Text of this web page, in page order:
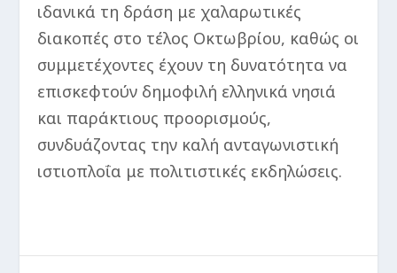
ιδανικά τη δράση με χαλαρωτικές
διακοπές στο τέλος Οκτωβρίου, καθώς οι
συμμετέχοντες έχουν τη δυνατότητα να
επισκεφτούν δημοφιλή ελληνικά νησιά
και παράκτιους προορισμούς,
συνδυάζοντας την καλή ανταγωνιστική
ιστιοπλοΐα με πολιτιστικές εκδηλώσεις.